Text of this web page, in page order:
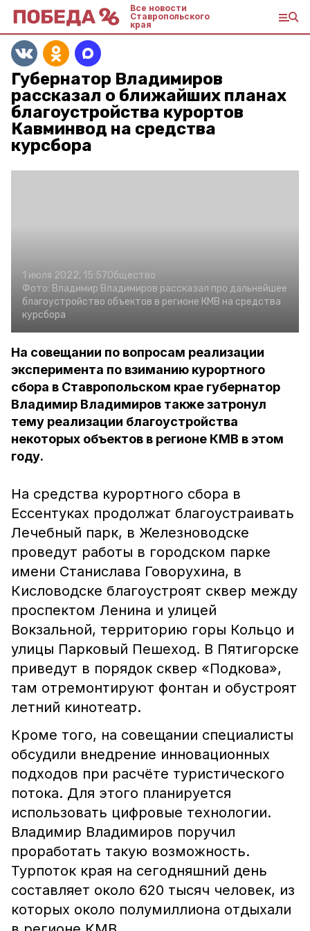
Все новости
Ставропольского
края
Губернатор Владимиров
рассказал о ближайших планах
благоустройства курортов
Кавминвод на средства
курсбора
1 июля 2022, 15:57Общество
Фото: Владимир Владимиров рассказал про дальнейшее
благоустройство объектов в регионе КМВ на средства
курсбора
На совещании по вопросам реализации
эксперимента по взиманию курортного
сбора в Ставропольском крае губернатор
Владимир Владимиров также затронул
тему реализации благоустройства
некоторых объектов в регионе КМВ в этом
году.
На средства курортного сбора в
Ессентуках продолжат благоустраивать
Лечебный парк, в Железноводске
проведут работы в городском парке
имени Станислава Говорухина, в
Кисловодске благоустроят сквер между
проспектом Ленина и улицей
Вокзальной, территорию горы Кольцо и
улицы Парковый Пешеход. В Пятигорске
приведут в порядок сквер «Подкова»,
там отремонтируют фонтан и обустроят
летний кинотеатр.
Кроме того, на совещании специалисты
обсудили внедрение инновационных
подходов при расчёте туристического
потока. Для этого планируется
использовать цифровые технологии.
Владимир Владимиров поручил
проработать такую возможность.
Турпоток края на сегодняшний день
составляет около 620 тысяч человек, из
которых около полумиллиона отдыхали